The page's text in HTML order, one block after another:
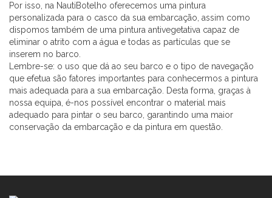
Por isso, na NautiBotelho oferecemos uma pintura
personalizada para o casco da sua embarcação, assim como
dispomos também de uma pintura antivegetativa capaz de
eliminar o atrito com a água e todas as partículas que se
inserem no barco.
Lembre-se: o uso que dá ao seu barco e o tipo de navegação
que efetua são fatores importantes para conhecermos a pintura
mais adequada para a sua embarcação. Desta forma, graças à
nossa equipa, é-nos possível encontrar o material mais
adequado para pintar o seu barco, garantindo uma maior
conservação da embarcação e da pintura em questão.